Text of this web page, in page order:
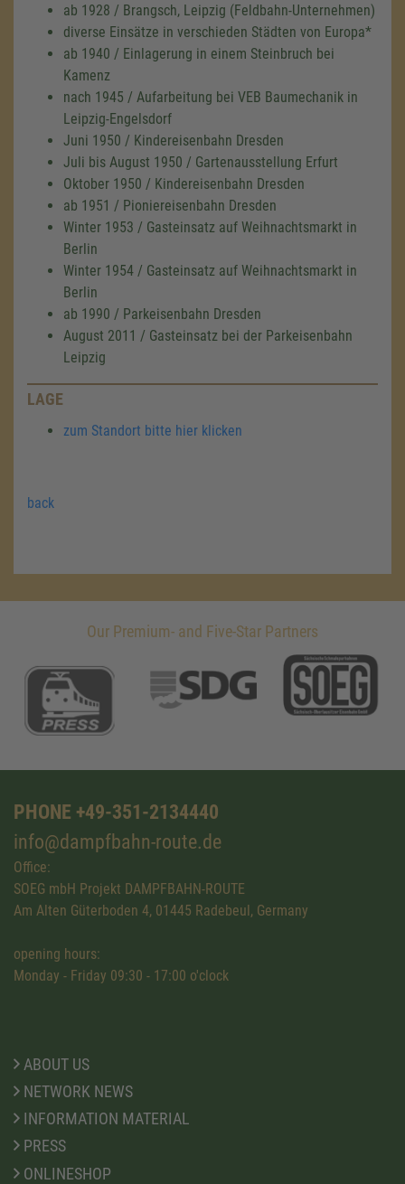
ab 1928 / Brangsch, Leipzig (Feldbahn-Unternehmen)
diverse Einsätze in verschieden Städten von Europa*
ab 1940 / Einlagerung in einem Steinbruch bei
Kamenz
nach 1945 / Aufarbeitung bei VEB Baumechanik in
Leipzig-Engelsdorf
Juni 1950 / Kindereisenbahn Dresden
Juli bis August 1950 / Gartenausstellung Erfurt
Oktober 1950 / Kindereisenbahn Dresden
ab 1951 / Pioniereisenbahn Dresden
Winter 1953 / Gasteinsatz auf Weihnachtsmarkt in
Berlin
Winter 1954 / Gasteinsatz auf Weihnachtsmarkt in
Berlin
ab 1990 / Parkeisenbahn Dresden
August 2011 / Gasteinsatz bei der Parkeisenbahn
Leipzig
LAGE
zum Standort bitte hier klicken
back
Our Premium- and Five-Star Partners
PHONE +49-351-2134440
info@dampfbahn-route.de
Office:
SOEG mbH Projekt DAMPFBAHN-ROUTE
Am Alten Güterboden 4, 01445 Radebeul, Germany
opening hours:
Monday - Friday 09:30 - 17:00 o'clock
ABOUT US
NETWORK NEWS
INFORMATION MATERIAL
PRESS
ONLINESHOP